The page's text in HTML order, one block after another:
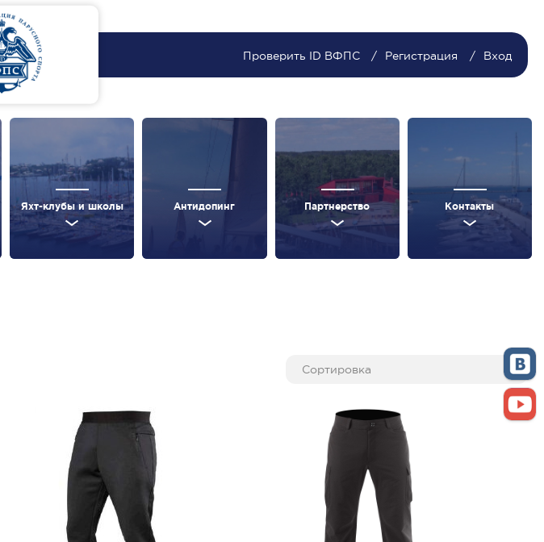
Проверить ID ВФПС Регистрация Вход
Яхт-клубы и школы Антидопинг Партнерство Контакты